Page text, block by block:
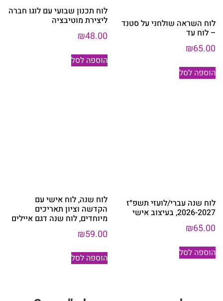
לוח השראה שולחני על סטנד
– לוח עד
₪65.00
הוספה לסל
לוח תכנון שבועי עם לוגו חברה
ליצירת מוטיבציה
₪48.00
הוספה לסל
לוח שנה עברי/לועזי תשפ״ז
2026-2027, בעיצוב אישי
₪65.00
הוספה לסל
לוח שנה, לוח אישי עם
הקדשה וציון תאריכים
מיוחדים, לוח שנה דגם איילים
₪59.00
הוספה לסל